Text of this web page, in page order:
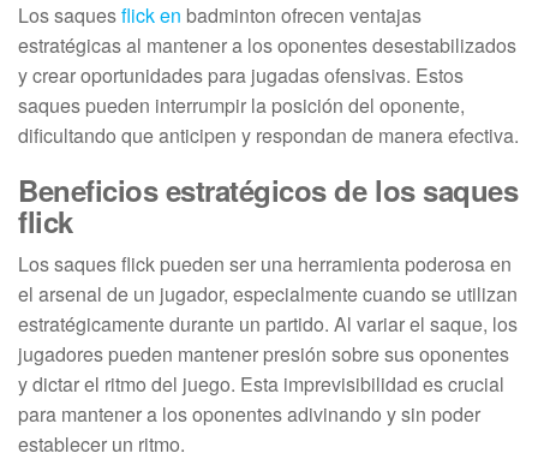
Los saquesflick en badminton ofrecen ventajas
estratégicas al mantener a los oponentes desestabilizados
y crear oportunidades para jugadas ofensivas. Estos
saques pueden interrumpir la posición del oponente,
dificultando que anticipen y respondan de manera efectiva.
Beneficios estratégicos de los saques
flick
Los saques flick pueden ser una herramienta poderosa en
el arsenal de un jugador, especialmente cuando se utilizan
estratégicamente durante un partido. Al variar el saque, los
jugadores pueden mantener presión sobre sus oponentes
y dictar el ritmo del juego. Esta imprevisibilidad es crucial
para mantener a los oponentes adivinando y sin poder
establecer un ritmo.